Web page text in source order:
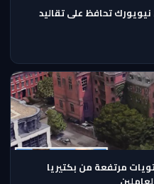
نيويورك تحافظ على تقاليد
مرتفعة من بكتيريا